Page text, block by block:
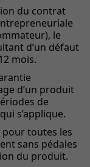
du contrat
le
d’un défaut
mois.
d’un produit
de
s’applique.
toutes les
sans pédales
du produit.